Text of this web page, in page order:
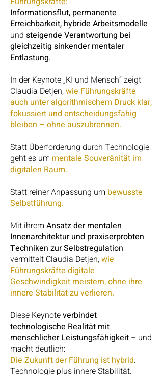
Informationsflut, permanente
Erreichbarkeit, hybride Arbeitsmodelle
und steigende Verantwortung bei
gleichzeitig sinkender mentaler
Entlastung.
In der Keynote „KI und Mensch“ zeigt
Claudia Detjen,wie Führungskräfte
auch unter algorithmischem Druck klar,
fokussiert und entscheidungsfähig
bleiben – ohne auszubrennen.
Statt Überforderung durch Technologie
geht es um mentale Souveränität im
digitalen Raum.
Statt reiner Anpassung um bewusste
Selbstführung.
Mit ihrem Ansatz der mentalen
Innenarchitektur und praxiserprobten
Techniken zur Selbstregulation
vermittelt Claudia Detjen,wie
Führungskräfte digitale
Geschwindigkeit meistern, ohne ihre
innere Stabilität zu verlieren.
Diese Keynoteverbindet
technologische Realität mit
menschlicher Leistungsfähigkeit – und
macht deutlich:
Die Zukunft der Führung ist hybrid.
Technologie plus innere Stabilität.